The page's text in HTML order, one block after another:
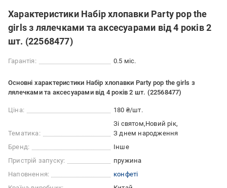
Характеристики Набір хлопавки Party pop the
girls з лялечками та аксесуарами від 4 років 2
шт. (22568477)
Гарантія: 0.5 міс.
Основні характеристики Набір хлопавки Party pop the girls з
лялечками та аксесуарами від 4 років 2 шт. (22568477)
Ціна: 180 ₴/шт.
Тематика:
Зі святом Новий рік
З днем народження
Бренд:
Інше
Пристрій запуску:
пружина
Наповнення:
конфеті